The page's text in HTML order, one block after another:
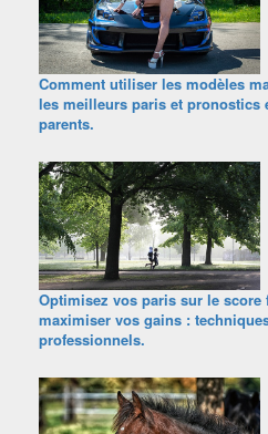
Comment utiliser les modèles
les meilleurs paris et pronostics
parents.
Optimisez vos paris sur le
maximiser vos gains :
professionnels.